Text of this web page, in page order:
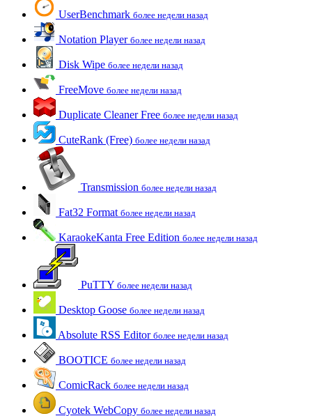
UserBenchmark более недели назад
Notation Player более недели назад
Disk Wipe более недели назад
FreeMove более недели назад
Duplicate Cleaner Free более недели назад
CuteRank (Free) более недели назад
Transmission более недели назад
Fat32 Format более недели назад
KaraokeKanta Free Edition более недели назад
PuTTY более недели назад
Desktop Goose более недели назад
Absolute RSS Editor более недели назад
BOOTICE более недели назад
ComicRack более недели назад
Cyotek WebCopy более недели назад